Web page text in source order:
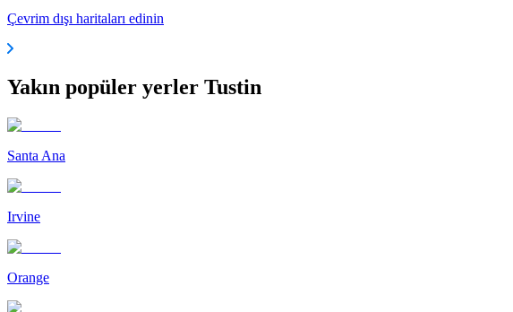
Çevrim dışı haritaları edinin
Yakın popüler yerler Tustin
Santa Ana
Irvine
Orange